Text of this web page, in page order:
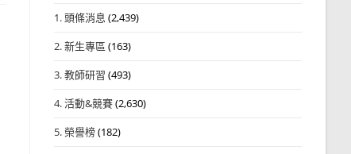
1. 頭條消息 (2,439)
2. 新生專區 (163)
3. 教師研習 (493)
4. 活動&競賽(2,630)
5. 榮譽榜(182)